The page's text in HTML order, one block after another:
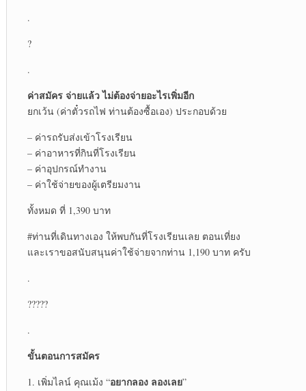
.
?
.
ค่าสมัคร จ่ายแล้ว ไม่ต้องจ่ายอะไรเพิ่มอีก
ยกเว้น (ค่าตั๋วรถไฟ ท่านต้องซื้อเอง) ประกอบด้วย
– ค่ารถรับส่งเข้าโรงเรียน
– ค่าอาหารที่กินที่โรงเรียน
– ค่าอุปกรณ์ทำงาน
– ค่าใช้จ่ายของผู้เตรียมงาน
ทั้งหมด ที่ 1,390 บาท
#ท่านที่เดินทางเอง ให้พบกันที่โรงเรียนเลย ตอนเที่ยง
และเราขอสนับสนุนค่าใช้จ่ายจากท่าน 1,190 บาท ครับ
.
?????
.
ขั้นตอนการสมัคร
1. เพิ่มไลน์ คุณเม้ง “อยากลอง ลองเลย”